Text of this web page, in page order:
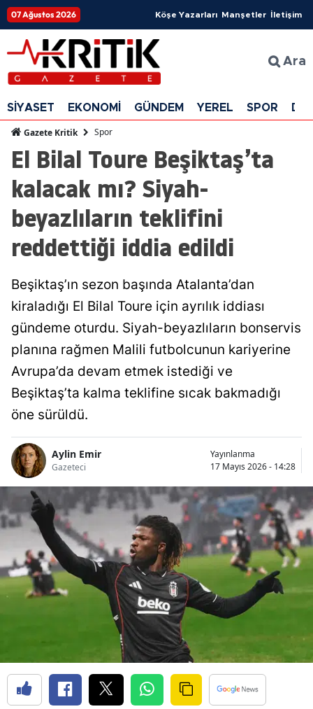
07 Ağustos 2026 Köşe Yazarları Manşetler İletişim
Ara
SİYASET EKONOMİ GÜNDEM YEREL SPOR
Gazete Kritik Spor
El Bilal Toure Beşiktaş’ta
kalacak mı? Siyah-
beyazlıların teklifini
reddettiği iddia edildi
Beşiktaş’ın sezon başında Atalanta’dan
kiraladığı El Bilal Toure için ayrılık iddiası
gündeme oturdu. Siyah-beyazlıların bonservis
planına rağmen Malili futbolcunun kariyerine
Avrupa’da devam etmek istediği ve
Beşiktaş’ta kalma teklifine sıcak bakmadığı
öne sürüldü.
Aylin Emir
Gazeteci
Yayınlanma
17 Mayıs 2026 - 14:28